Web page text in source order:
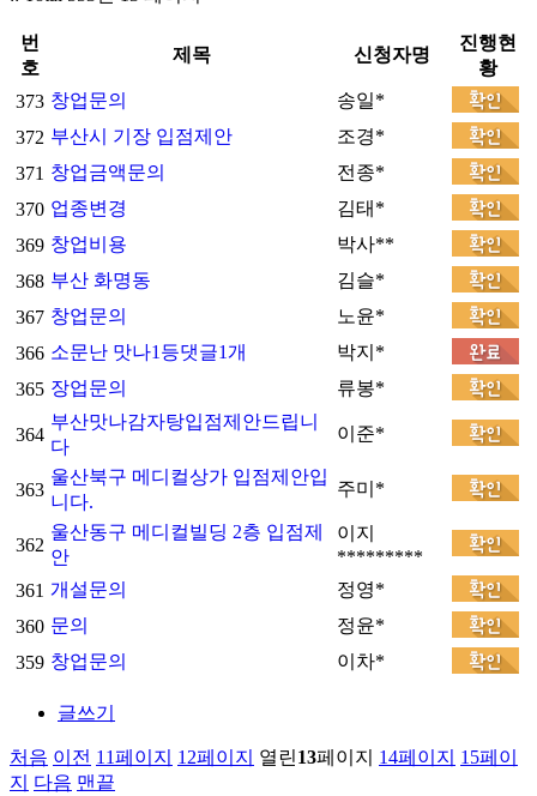
번
호
제목 신청자명
진행현
황
373 창업문의
송일*
372 부산시 기장 입점제안
조경*
371 창업금액문의
전종*
370 업종변경
김태*
369 창업비용
박사**
368 부산 화명동
김슬*
367 창업문의
노윤*
366 소문난 맛나1등댓글1개
박지*
365 장업문의 류봉*
364
부산맛나감자탕입점제안드립니
다
이준*
363
울산북구 메디컬상가 입점제안입
니다.
주미*
362
울산동구 메디컬빌딩 2층 입점제
안
이지
*********
361 개설문의
정영*
360 문의
정윤*
359 창업문의 이차*
글쓰기
처음 이전 11페이지 12페이지 열린13페이지 14페이지 15페이
지
다음 맨끝